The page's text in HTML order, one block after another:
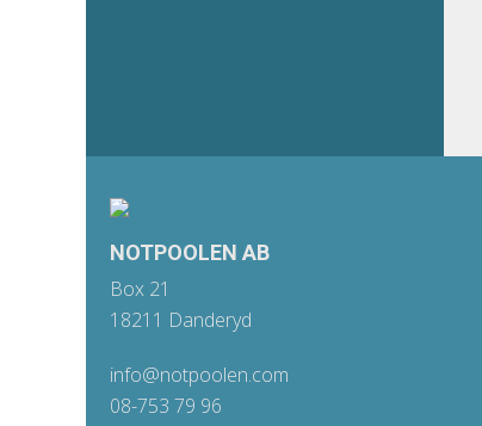
NOTPOOLEN AB
Box 21
18211 Danderyd
info@notpoolen.com
08-753 79 96